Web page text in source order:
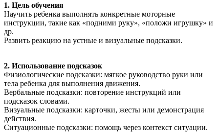
1. Цель обучения
Научить ребенка выполнять конкретные моторные
инструкции, такие как «подними руку», «положи игрушку» и
др.
Развить реакцию на устные и визуальные подсказки.
2. Использование подсказок
Физиологические подсказки: мягкое руководство руки или
тела ребенка для выполнения движения.
Вербальные подсказки: повторение инструкций или
подсказок словами.
Визуальные подсказки: карточки, жесты или демонстрация
действия.
Ситуационные подсказки: помощь через контекст ситуации.